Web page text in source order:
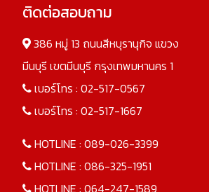
ติดต่อสอบถาม
386 หมู่ 13 ถนนสีหบุรานุกิจ แขวง
มีนบุรี เขตมีนบุรี กรุงเทพมหานคร 1
เบอร์โทร : 02-517-0567
เบอร์โทร : 02-517-1667
HOTLINE : 089-026-3399
HOTLINE : 086-325-1951